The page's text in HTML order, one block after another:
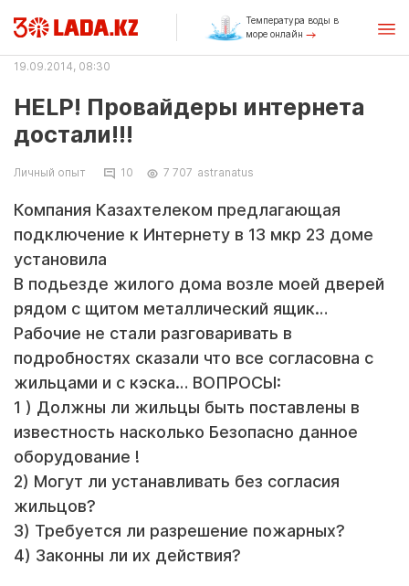
Температура воды в
море онлайн
19.09.2014, 08:30
HELP! Провайдеры интернета
достали!!!
Личный опыт 10 7 707 astranatus
Компания Казахтелеком предлагающая
подключение к Интернету в 13 мкр 23 доме
установила
В подьезде жилого дома возле моей дверей
рядом с щитом металлический ящик…
Рабочие не стали разговаривать в
подробностях сказали что все согласовна с
жильцами и с кэска… ВОПРОСЫ:
1 ) Должны ли жильцы быть поставлены в
известность насколько Безопасно данное
оборудование !
2) Могут ли устанавливать без согласия
жильцов?
3) Требуется ли разрешение пожарных?
4) Законны ли их действия?